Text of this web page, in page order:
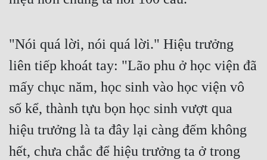
Ngược
Nữ Cường
Nữ Phụ
Phong Thủy - Tâm Linh
"Nói quá lời, nói quá lời." Hiệu trưởng
liên tiếp khoát tay: "Lão phu ở học viện đã
mấy chục năm, học sinh vào học viện vô
số kể, thành tựu bọn học sinh vượt qua
hiệu trưởng là ta đây lại càng đếm không
hết, chưa chắc để hiệu trưởng ta ở trong